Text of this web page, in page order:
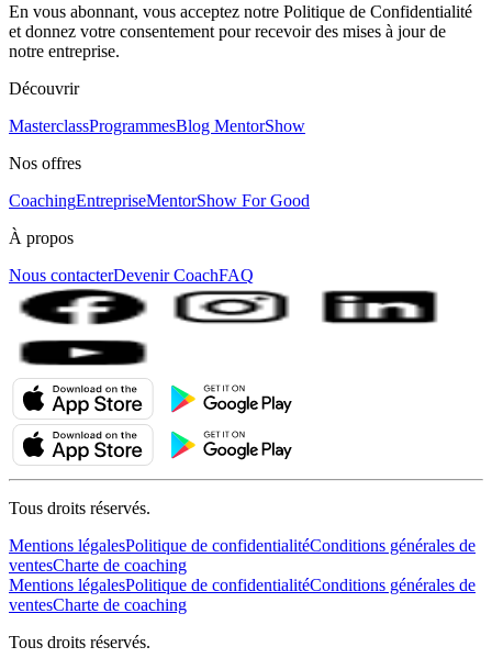
En vous abonnant, vous acceptez notre Politique de Confidentialité
et donnez votre consentement pour recevoir des mises à jour de
notre entreprise.
Découvrir
MasterclassProgrammesBlog MentorShow
Nos offres
CoachingEntrepriseMentorShow For Good
À propos
Nous contacterDevenir CoachFAQ
Tous droits réservés.
Mentions légalesPolitique de confidentialitéConditions générales de
ventesCharte de coaching
Mentions légalesPolitique de confidentialitéConditions générales de
ventesCharte de coaching
Tous droits réservés.